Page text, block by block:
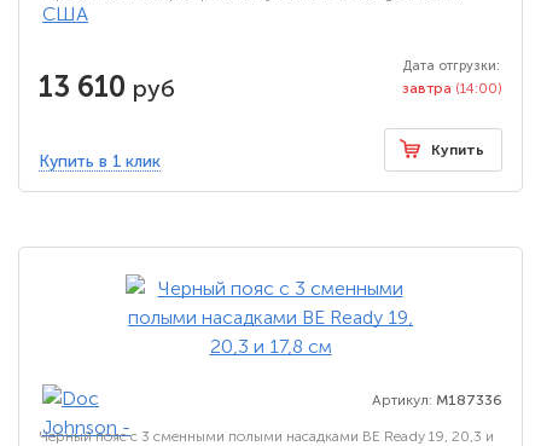
13 610 руб
Дата отгрузки:
завтра (14:00)
Купить в 1 клик
Купить
Артикул: M187336
Черный пояс с 3 сменными полыми насадками BE Ready 19, 20,3 и